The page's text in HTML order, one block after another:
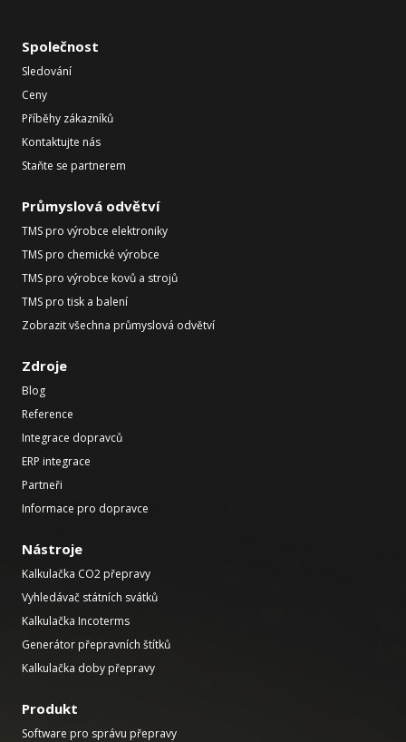
Společnost
Sledování
Ceny
Příběhy zákazníků
Kontaktujte nás
Staňte se partnerem
Průmyslová odvětví
TMS pro výrobce elektroniky
TMS pro chemické výrobce
TMS pro výrobce kovů a strojů
TMS pro tisk a balení
Zobrazit všechna průmyslová odvětví
Zdroje
Blog
Reference
Integrace dopravců
ERP integrace
Partneři
Informace pro dopravce
Nástroje
Kalkulačka CO2 přepravy
Vyhledávač státních svátků
Kalkulačka Incoterms
Generátor přepravních štítků
Kalkulačka doby přepravy
Produkt
Software pro správu přepravy